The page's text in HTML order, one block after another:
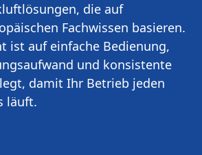
die auf
Fachwissen basieren.
ist auf einfache Bedienung,
und konsistente
damit Ihr Betrieb jeden
läuft.